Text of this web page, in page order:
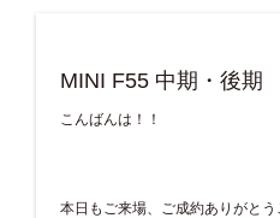
MINI F55 中期・後期
こんばんは！！
本日もご来場、ご成約ありがとう